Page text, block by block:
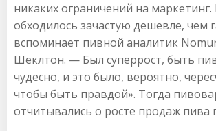
никаких ограничений на маркетинг.
обходилось зачастую дешевле, чем
вспоминает пивной аналитик
Шеклтон. — Был суперрост, быть
чудесно, и это было, вероятно,
чтобы быть правдой». Тогда
отчитывались о росте продаж пива